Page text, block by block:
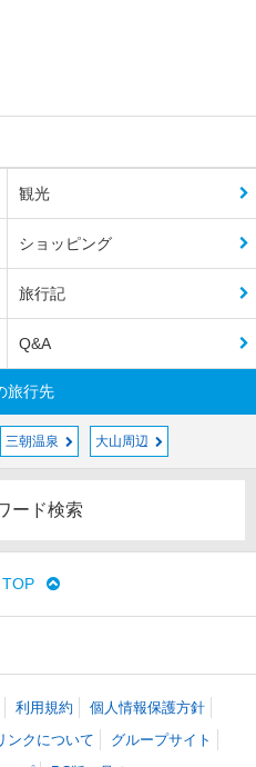
観光
ショッピング
旅行記
Q&A
旅行先
三朝温泉 大山周辺
ード検索
TOP
利用規約
個人情報保護方針
ンクについて
グループサイト